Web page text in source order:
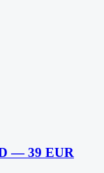
— 39 EUR